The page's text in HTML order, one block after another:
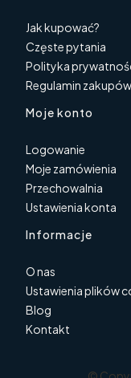
Jak kupować?
Częste pytania
Polityka
Regulamin zakupów
Moje konto
Logowanie
Moje zamówienia
Przechowalnia
Ustawienia konta
Informacje
O nas
Ustawienia plików
Blog
Kontakt